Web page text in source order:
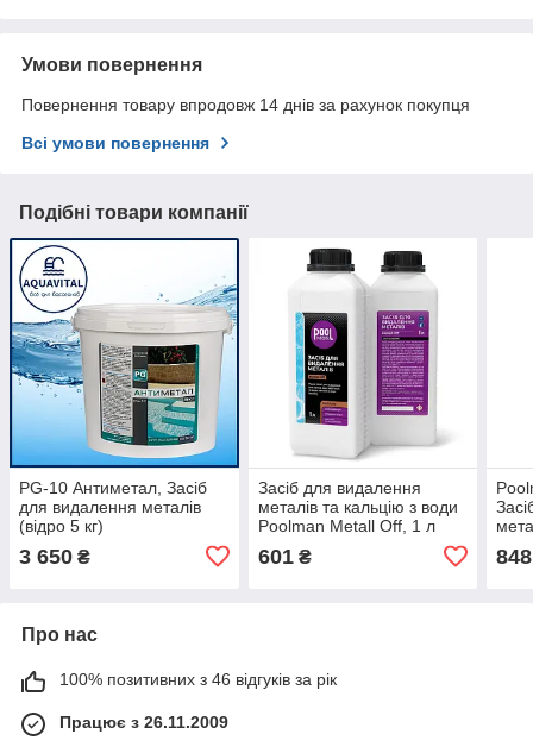
Умови повернення
Повернення товару впродовж 14 днів за рахунок покупця
Всі умови повернення
Подібні товари компанії
PG-10 Антиметал, Засіб
для видалення металів
(відро 5 кг)
3 650 ₴
Засіб для видалення
металів та кальцію з води
Poolman Metall Off, 1 л
601₴
кг)
848
Про нас
100% позитивних з 46 відгуків за рік
Працює з 26.11.2009